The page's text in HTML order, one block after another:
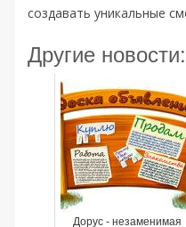
создавать уникальные
Другие новости:
Дорус - незаменимая